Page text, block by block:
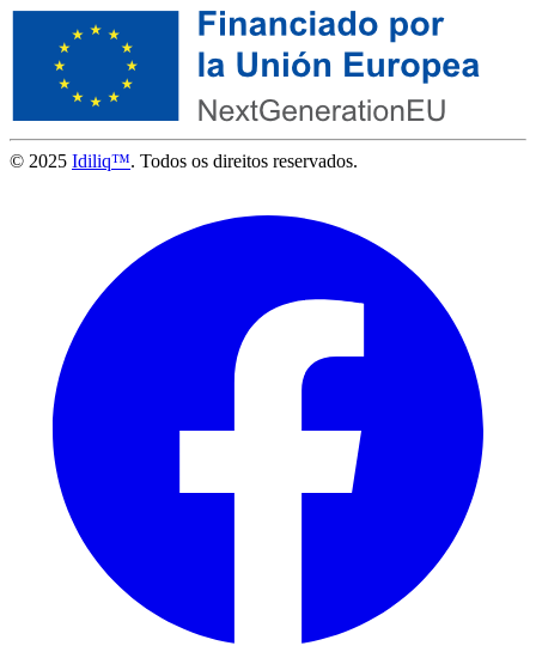
© 2025 Idiliq™. Todos os direitos reservados.